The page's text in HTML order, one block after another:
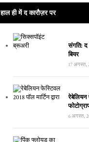
हाल ही में द कारौज़र पर
संगति:
बियर
17 अगस्त,
6 अगस्त,